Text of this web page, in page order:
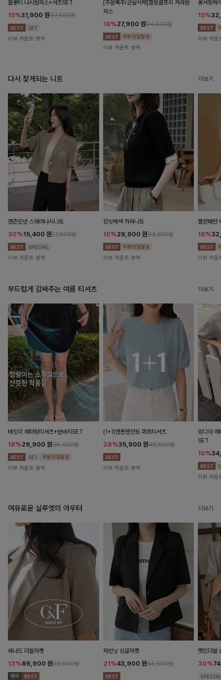
블룬티 나시원피스+셔츠SET
15%31,900 원37,500원
리뷰 카운트 영역
[주문폭주/군살삭제]젤링클프리 카라원
피스
18%27,900 원34,000원
리뷰 카운트 영역
롬셔링배
15%
리뷰 카운
다시 찾게되는 니트 더보기
앤즌린넨 스퀘어나시니트
30%15,400 원21,900원
리뷰 카운트 영역
킹밋배색 카라니트
10%29,900 원33,200원
리뷰 카운트 영역
캘핀패턴
18%
리뷰 카운
부드럽게 감싸주는 여름 티셔츠 더보기
테킷미 레터링티셔츠+반바지SET
18%29,900 원36,400원
리뷰 카운트 영역
(1+1)앤튼펜던트 퍼프티셔츠
28%35,900 원49,800원
리뷰 카운트 영역
밍디아 레
SET
10%
리뷰 카운
여유로운 실루엣의 아우터 더보기
래나드 더블자켓
13%86,900 원99,800원
자빈닛 싱글자켓
21%43,900 원55,500원
캣민더블
30%